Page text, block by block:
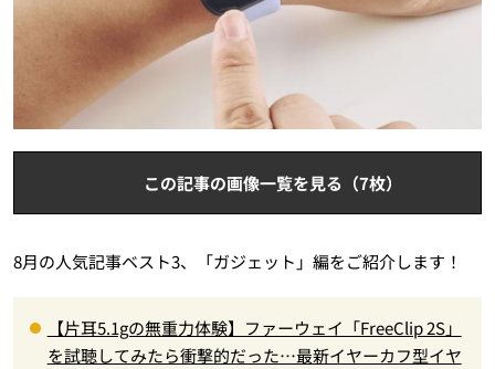
この記事の画像一覧を見る（7枚）
8月の人気記事ベスト3、「ガジェット」編をご紹介します！
【片耳5.1gの無重力体験】ファーウェイ「FreeClip 2S」
を試聴してみたら衝撃的だった…最新イヤーカフ型イヤ